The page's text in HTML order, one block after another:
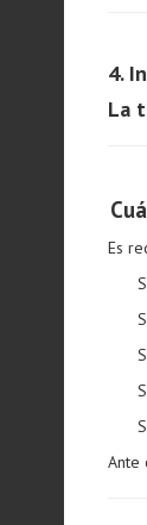
4.
La
Es
Ante